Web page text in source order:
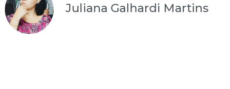
Juliana Galhardi Martins